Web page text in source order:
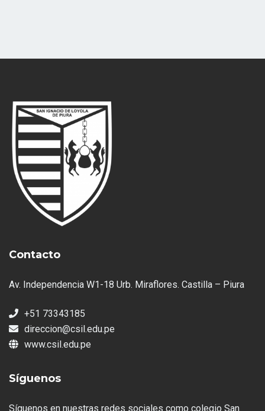
Contacto
Av. Independencia W1-18 Urb. Miraflores. Castilla – Piura
+51 73343185
direccion@csil.edu.pe
www.csil.edu.pe
Síguenos
Síguenos en nuestras redes sociales como colegio San